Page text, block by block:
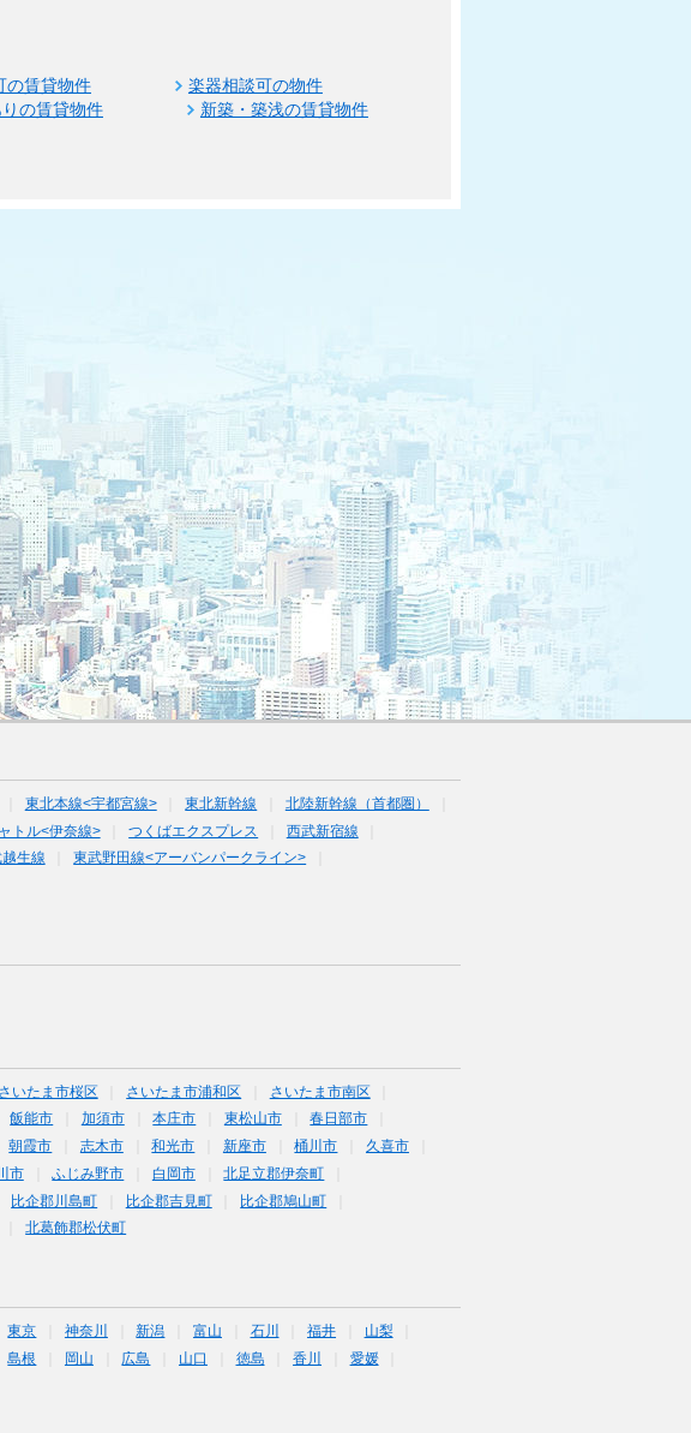
の賃貸物件
楽器相談可の物件
の賃貸物件
新築・築浅の賃貸物件
東北本線<宇都宮線> 東北新幹線
北陸新幹線（首都圏）
トル<伊奈線> つくばエクスプレス
西武新宿線
生線
東武野田線<アーバンパークライン>
さいたま市桜区 さいたま市浦和区
さいたま市南区
飯能市 加須市 本庄市 東松山市
春日部市
朝霞市 志木市 和光市 新座市 桶川市
久喜市
市 ふじみ野市 白岡市
北足立郡伊奈町
比企郡川島町 比企郡吉見町
比企郡鳩山町
北葛飾郡松伏町
東京 神奈川 新潟 富山 石川 福井
山梨
島根 岡山 広島 山口 徳島 香川
愛媛